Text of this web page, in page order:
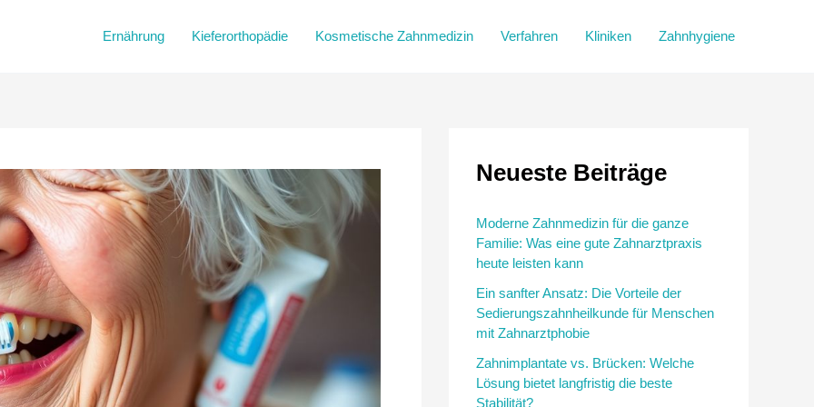
Ernährung Kieferorthopädie Kosmetische Zahnmedizin Verfahren Kliniken Zahnhygiene
Neueste Beiträge
Moderne Zahnmedizin für die ganze
Familie: Was eine gute Zahnarztpraxis
heute leisten kann
Ein sanfter Ansatz: Die Vorteile der
Sedierungszahnheilkunde für Menschen
mit Zahnarztphobie
Zahnimplantate vs. Brücken: Welche
Lösung bietet langfristig die beste
Stabilität?